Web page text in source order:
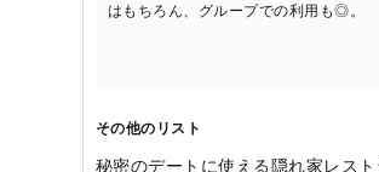
はもちろん、グループでの利用も◎。
その他のリスト
秘密のデートに使える隠れ家レスト